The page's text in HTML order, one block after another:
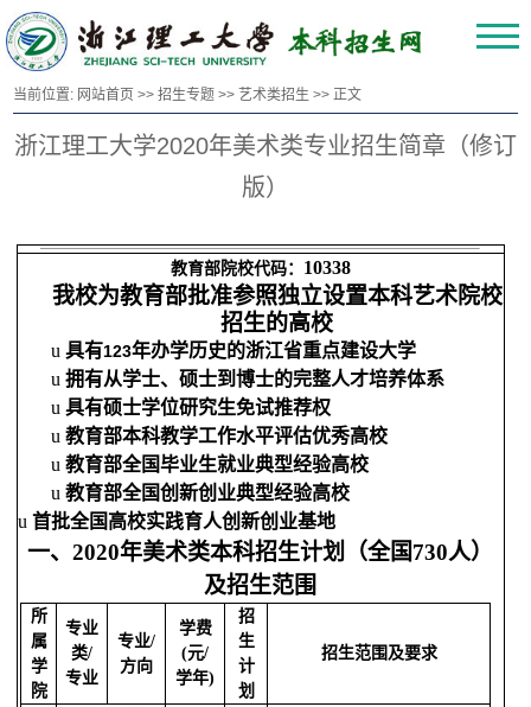
当前位置: 网站首页 >>招生专题 >> 艺术类招生 >> 正文
浙江理工大学2020年美术类专业招生简章（修订
版）
教育部院校代码： 10338
我校为教育部批准参照独立设置本科艺术院校
招生的高校
u 具有123年办学历史的浙江省重点建设大学
u 拥有从学士、硕士到博士的完整人才培养体系
u 具有硕士学位研究生免试推荐权
u 教育部本科教学工作水平评估优秀高校
u 教育部全国毕业生就业典型经验高校
u 教育部全国创新创业典型经验高校
u 首批全国高校实践育人创新创业基地
一、2020年美术类本科招生计划（全国730人）
及招生范围
所
属
学
院
专业
类/
专业
专业/
方向
学费
(元/
学年)
招
生
计
划
招生范围及要求